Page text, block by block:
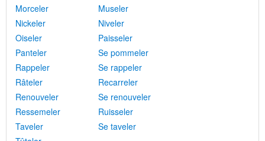
Morceler
Museler
Nickeler
Niveler
Oiseler
Paisseler
Panteler
Se pommeler
Rappeler
Se rappeler
Râteler
Recarreler
Renouveler
Se renouveler
Ressemeler
Ruisseler
Taveler
Se taveler